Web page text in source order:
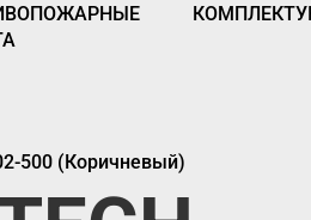
500 (Коричневый)